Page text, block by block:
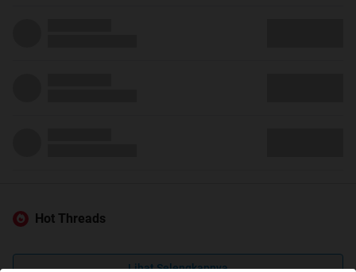
Hot Threads
Lihat Selengkapnya